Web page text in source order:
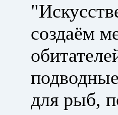
создаём
для рыб,